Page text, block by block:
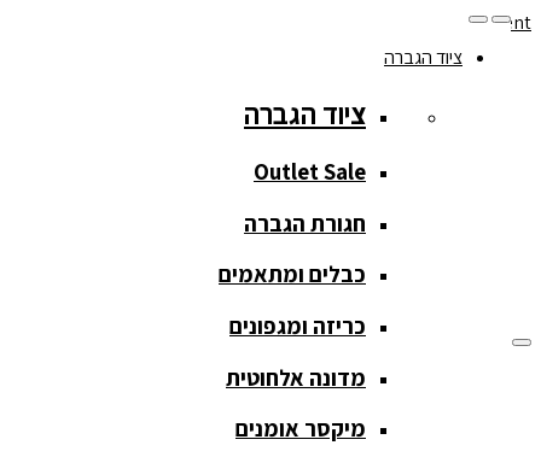
Skip to content
077-208-0290
מעקב הזמנות
ציוד הגברה
ציוד הגברה
ציוד הגברה
Outlet Sale
חגורת הגברה
כבלים ומתאמים
כריזה ומגפונים
מדונה אלחוטית
מיקסר אומנים